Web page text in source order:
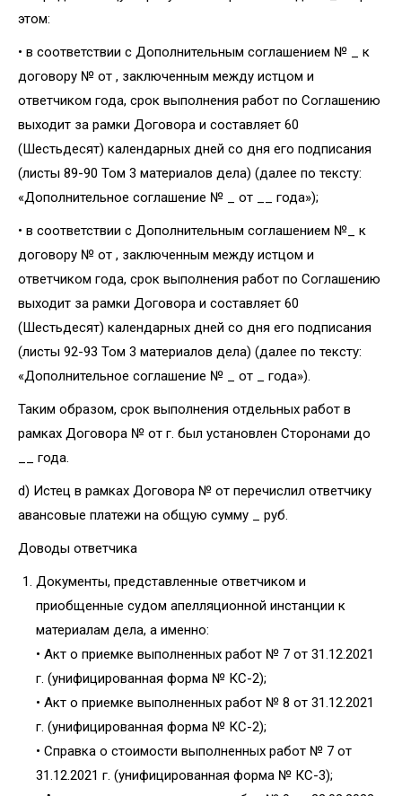
этом:
• в соответствии с Дополнительным соглашением № _ к
договору № от , заключенным между истцом и
ответчиком года, срок выполнения работ по Соглашению
выходит за рамки Договора и составляет 60
(Шестьдесят) календарных дней со дня его подписания
(листы 89-90 Том 3 материалов дела) (далее по тексту:
«Дополнительное соглашение № _ от __ года»);
• в соответствии с Дополнительным соглашением №_ к
договору № от , заключенным между истцом и
ответчиком года, срок выполнения работ по Соглашению
выходит за рамки Договора и составляет 60
(Шестьдесят) календарных дней со дня его подписания
(листы 92-93 Том 3 материалов дела) (далее по тексту:
«Дополнительное соглашение № _ от _ года»).
Таким образом, срок выполнения отдельных работ в
рамках Договора № от г. был установлен Сторонами до
__ года.
d) Истец в рамках Договора № от перечислил ответчику
авансовые платежи на общую сумму _ руб.
Доводы ответчика
Документы, представленные ответчиком и
приобщенные судом апелляционной инстанции к
материалам дела, а именно:
• Акт о приемке выполненных работ № 7 от 31.12.2021
г. (унифицированная форма № КС-2);
• Акт о приемке выполненных работ № 8 от 31.12.2021
г. (унифицированная форма № КС-2);
• Справка о стоимости выполненных работ № 7 от
31.12.2021 г. (унифицированная форма № КС-3);